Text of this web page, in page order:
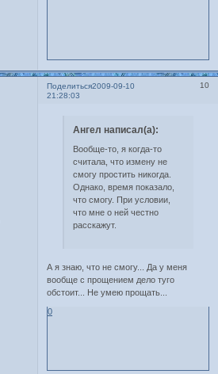
Поделиться 10
2009-09-10
21:28:03
Ангел написал(а):
Вообще-то, я когда-то
считала, что измену не
смогу простить никогда.
Однако, время показало,
что смогу. При условии,
что мне о ней честно
расскажут.
А я знаю, что не смогу... Да у меня
вообще с прощением дело туго
обстоит... Не умею прощать...
0